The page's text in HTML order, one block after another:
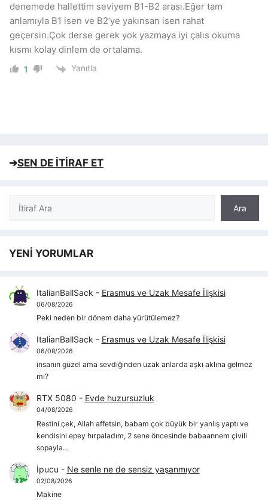
denemede hallettim seviyem B1-B2 arası.Eğer tam
anlamıyla B1 isen ve B2’ye yakınsan isen rahat
geçersin.Çok derse gerek yok yazmaya iyi çalıs okuma
kısmı kolay dinlem de ortalama.
1 Yanıtla
➔SEN DE İTİRAF ET
Ara
Ara
YENİ YORUMLAR
ItalianBallSack - Erasmus ve Uzak Mesafe İlişkisi
06/08/2026
Peki neden bir dönem daha yürütülemez?
ItalianBallSack - Erasmus ve Uzak Mesafe İlişkisi
06/08/2026
insanın güzel ama sevdiğinden uzak anlarda aşkı aklına gelmez
mi?
RTX 5080 - Evde huzursuzluk
04/08/2026
Restini çek, Allah affetsin, babam çok büyük bir yanlış yaptı ve
kendisini epey hırpaladım, 2 sene öncesinde babaannem çivili
sopayla…
İpucu - Ne senle ne de sensiz yaşanmıyor
02/08/2026
Makine